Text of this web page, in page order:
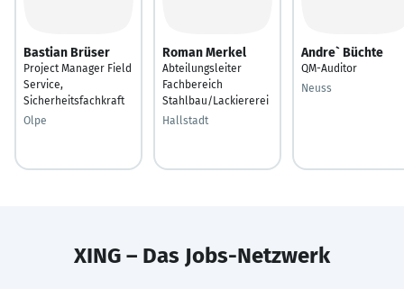
Bastian Brüser
Project Manager Field
Service,
Sicherheitsfachkraft
Olpe
Roman Merkel
Abteilungsleiter
Fachbereich
Stahlbau/Lackiererei
Hallstadt
Andre` Büchte
QM-Auditor
Neuss
XING – Das Jobs-Netzwerk